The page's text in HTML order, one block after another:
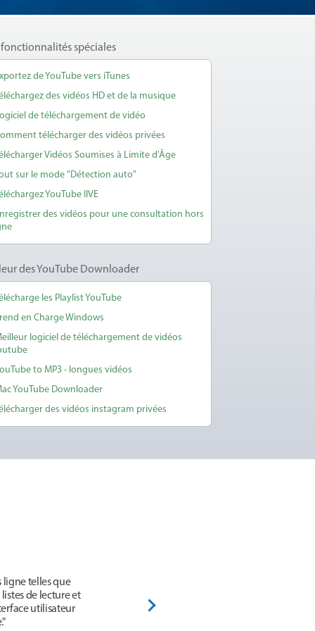
fonctionnalités spéciales
de YouTube vers iTunes
des vidéos HD et de la musique
de téléchargement de vidéo
télécharger des vidéos privées
Vidéos Soumises à Limite d'Âge
sur le mode "Détection auto"
YouTube lIVE
des vidéos pour une consultation hors
des YouTube Downloader
les Playlist YouTube
en Charge Windows
logiciel de téléchargement de vidéos
to MP3 - longues vidéos
YouTube Downloader
des vidéos instagram privées
ligne telles que
de lecture et
utilisateur